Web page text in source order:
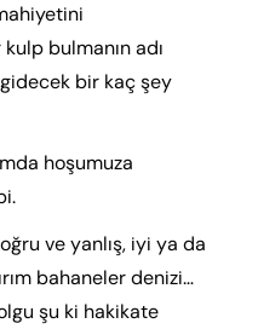
bulmanın adı
bir kaç şey
hoşumuza
ve yanlış, iyi ya da
bahaneler denizi…
şu ki hakikate